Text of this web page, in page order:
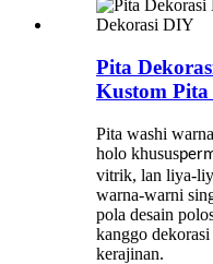
Pita
Kustom
Pita washi
holo khusus
vitrik, lan liya-
warna-warni
pola desain
kanggo
kerajinan.